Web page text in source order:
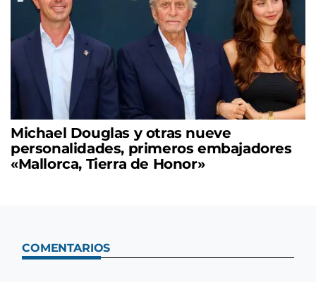
Michael Douglas y otras nueve
personalidades, primeros embajadores
«Mallorca, Tierra de Honor»
COMENTARIOS